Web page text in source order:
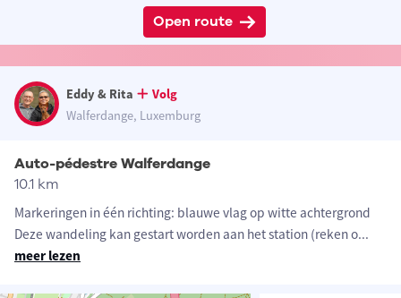
Open route
Eddy & Rita
Volg
Walferdange, Luxemburg
Auto-pédestre Walferdange
10.1 km
Markeringen in één richting: blauwe vlag op witte achtergrond
Deze wandeling kan gestart worden aan het station (reken o...
meer lezen